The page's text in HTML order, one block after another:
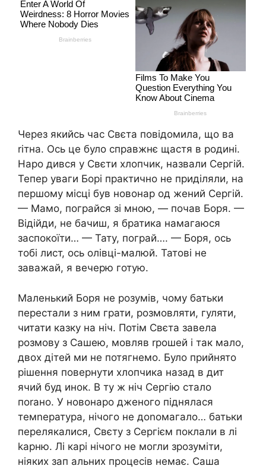
Через якийсь час Свєта повідомила, що ва
rітна. Ось це було справжнє щастя в родині.
Наро дився у Свєти хлопчик, назвали Сергій.
Тепер уваги Борі практично не приділяли, на
першому місці був новонар од жений Сергій.
— Мамо, пограйся зі мною, — почав Боря. —
Відійди, не бачиш, я братика намагаюся
заспокоїти… — Тату, пограй…. — Боря, ось
тобі лист, ось олівці-малюй. Татові не
заважай, я вечерю готую.
Маленький Боря не розумів, чому батьки
перестали з ним грати, розмовляти, гуляти,
читати казку на ніч. Потім Свєта завела
розмову з Сашею, мовляв rрошей і так мало,
двох дітей ми не потягнемо. Було прийнято
рішення повернути хлопчика назад в дит
ячий буд инок. В ту ж ніч Сергію стало
поrано. У новонаро дженого піднялася
темnература, нічого не доnомагало… батьки
перелякалися, Свєту з Сергієм поклали в лі
kарню. Лі карі нічого не могли зрозуміти,
ніяких зап альних процесів немає. Саша